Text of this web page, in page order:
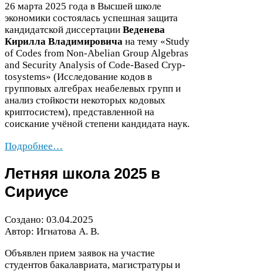
26 марта 2025 года в Высшей школе
экономики состоялась успешная защита
кандидатской диссертации Веденева
Кирилла Владимировича на тему «Study
of Codes from Non-​Abelian Group Alge­bras
and Secu­rity Analy­sis of Code-​Based Cryp­
tosys­tems» (Исследование кодов в
групповых алгебрах неабелевых групп и
анализ стойкости некоторых кодовых
криптосистем), представленной на
соискание учёной степени кандидата наук.
Подробнее…
Летняя школа 2025 в
Сириусе
Создано: 03.04.2025
Автор: Игнатова А. В.
Объявлен прием заявок на участие
студентов бакалавриата, магистратуры и